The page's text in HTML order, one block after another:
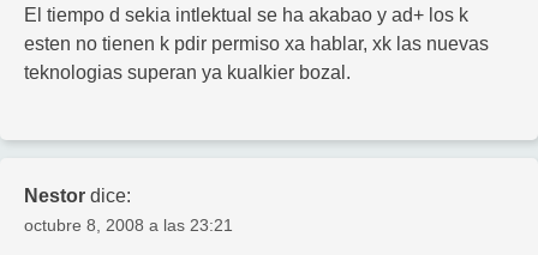
El tiempo d sekia intlektual se ha akabao y ad+ los k
esten no tienen k pdir permiso xa hablar, xk las nuevas
teknologias superan ya kualkier bozal.
Nestor dice:
octubre 8, 2008 a las 23:21